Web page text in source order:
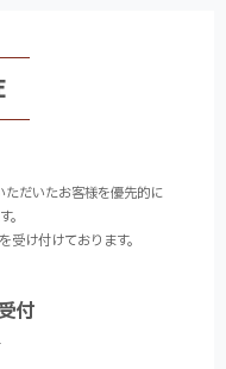
だいたお客様を優先的に
。
受け付けております。
付